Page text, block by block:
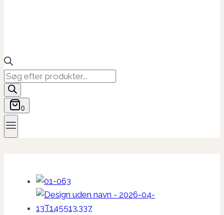
Products
search
0